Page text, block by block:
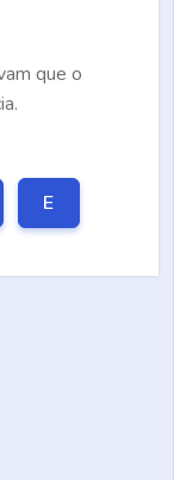
que o
E